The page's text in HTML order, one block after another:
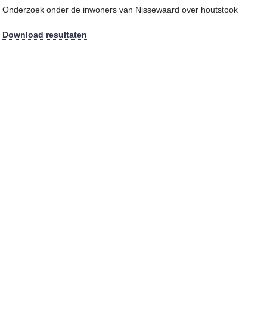
Onderzoek onder de inwoners van Nissewaard over houtstook
Download resultaten